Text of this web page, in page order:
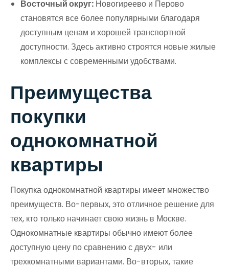
Восточный округ: Новогиреево и Перово
становятся все более популярными благодаря
доступным ценам и хорошей транспортной
доступности. Здесь активно строятся новые жилые
комплексы с современными удобствами.
Преимущества
покупки
однокомнатной
квартиры
Покупка однокомнатной квартиры имеет множество
преимуществ. Во-первых, это отличное решение для
тех, кто только начинает свою жизнь в Москве.
Однокомнатные квартиры обычно имеют более
доступную цену по сравнению с двух- или
трехкомнатными вариантами. Во-вторых, такие